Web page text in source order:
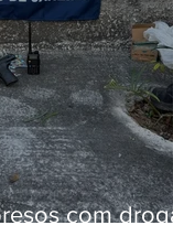
com